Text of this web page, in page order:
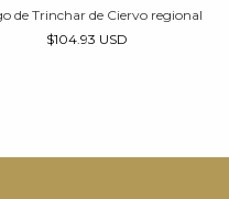
de Trinchar de Ciervo regional
$104.93 USD